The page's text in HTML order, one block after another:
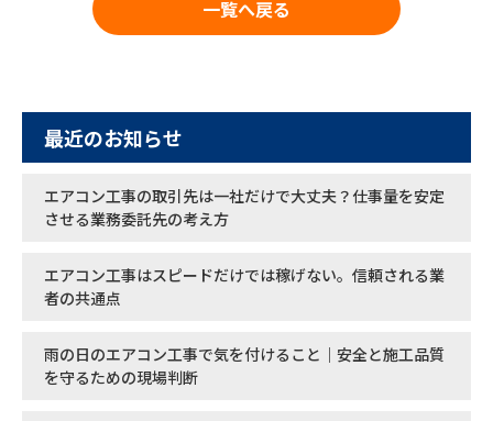
一覧へ戻る
最近のお知らせ
エアコン工事の取引先は一社だけで大丈夫？仕事量を安定
させる業務委託先の考え方
エアコン工事はスピードだけでは稼げない。信頼される業
者の共通点
雨の日のエアコン工事で気を付けること｜安全と施工品質
を守るための現場判断